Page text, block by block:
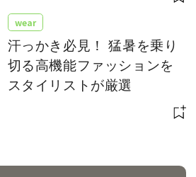
wear
汗っかき必見！ 猛暑を乗り
切る高機能ファッションを
スタイリストが厳選